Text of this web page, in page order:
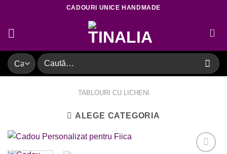
content
CADOURI UNICE HANDMADE
Caută
după:
TABLOURI CU LICHENI
ALEGE CATEGORIA